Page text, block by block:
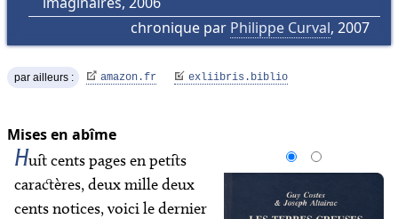
chronique par Philippe Curval, 2007
par ailleurs : amazon.fr exliibris.biblio
Mises en abîme
Huit cents pages en petits
caractères, deux mille deux
cents notices, voici le dernier